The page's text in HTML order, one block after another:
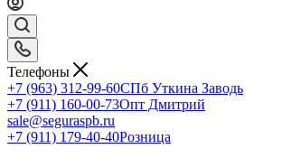
Телефоны
+7 (963) 312-99-60СПб Уткина Заводь
+7 (911) 160-00-73Опт Дмитрий
sale@seguraspb.ru
+7 (911) 179-40-40Розница